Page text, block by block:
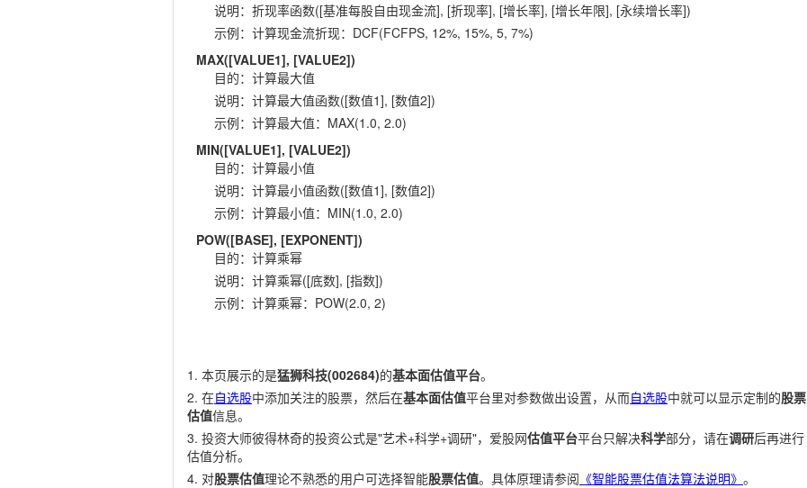
说明： 折现率函数([基准每股自由现金流], [折现率], [增长率], [增长年限], [永续增长率])
示例： 计算现金流折现：DCF(FCFPS, 12%, 15%, 5, 7%)
MAX([VALUE1], [VALUE2])
目的： 计算最大值
说明： 计算最大值函数([数值1], [数值2])
示例： 计算最大值：MAX(1.0, 2.0)
MIN([VALUE1], [VALUE2])
目的： 计算最小值
说明： 计算最小值函数([数值1], [数值2])
示例： 计算最小值：MIN(1.0, 2.0)
POW([BASE], [EXPONENT])
目的： 计算乘幂
说明： 计算乘幂([底数], [指数])
示例： 计算乘幂：POW(2.0, 2)
本页展示的是猛狮科技(002684)的基本面估值平台。
在自选股中添加关注的股票，然后在基本面估值平台里对参数做出设置，从而自选股中就可以显示定制的股票
估值信息。
投资大师彼得林奇的投资公式是"艺术+科学+调研"，爱股网估值平台平台只解决科学部分，请在调研后再进行
估值分析。
对股票估值理论不熟悉的用户可选择智能股票估值。具体原理请参阅 《智能股票估值法算法说明》 。